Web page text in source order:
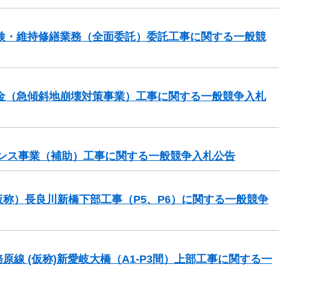
維持修繕業務（全面委託）委託工事に関する一般競
急傾斜地崩壊対策事業）工事に関する一般競争入札
事業（補助）工事に関する一般競争入札公告
）長良川新橋下部工事（P5、P6）に関する一般競争
線 (仮称)新愛岐大橋（A1-P3間）上部工事に関する一